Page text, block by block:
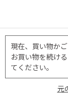
現在、買い物か
お買い物を続け
てください。
元